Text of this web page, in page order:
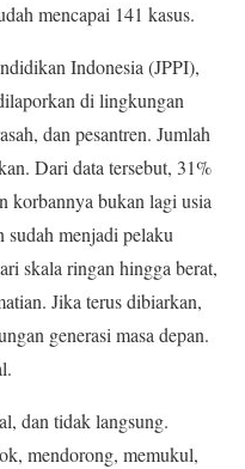
mencapai 141 kasus.
Indonesia (JPPI),
di lingkungan
dan pesantren. Jumlah
Dari data tersebut, 31%
korbannya bukan lagi usia
sudah menjadi pelaku
skala ringan hingga berat,
Jika terus dibiarkan,
generasi masa depan.
dan tidak langsung.
mendorong, memukul,